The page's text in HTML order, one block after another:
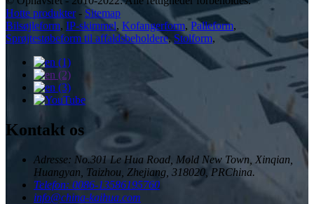
Hotte produkter- Sitemap
Bilsøjleform, IP-skimmel, Kofangerform, Palleform,
Sprøjtestøbeform til affaldsbeholdere, Stolform,
Kontakt os
Adresse: No.301 Le Hua Road, Mold New Town, Xinqian,
Huangyan, Taizhou, Zhejiang, 318020, PRChina.
Telefon: 0086-13586195760
info@china-kaihua.com